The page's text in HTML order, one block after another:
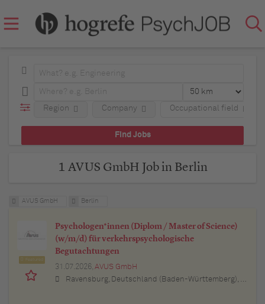
Occupational field
Region Company
1 AVUS GmbH Job in Berlin
AVUS GmbH Berlin
Psychologen*innen (Diplom / Master of Science)
(w/m/d) für verkehrspsychologische
Begutachtungen
31.07.2026, AVUS GmbH
Ravensburg, Deutschland (Baden-Württemberg), Buchloe, Deutschland (Bayern), Stuttgart, Deutschland (Baden-Württemberg), München, Deutschland (Bayern), Berlin, Deutschland, Frankfurt am Main, Deutschland (Hessen), Hamburg, Deutschland, Dortmund, Deutschland (Nordrhein-Westfalen), Düsseldorf, Deutschland (Nordrhein-Westfalen)